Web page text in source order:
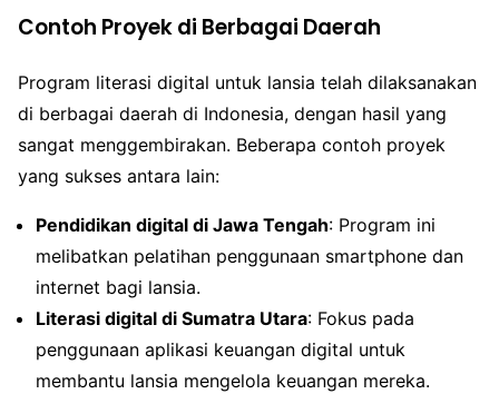
Contoh Proyek di Berbagai Daerah
Program literasi digital untuk lansia telah dilaksanakan
di berbagai daerah di Indonesia, dengan hasil yang
sangat menggembirakan. Beberapa contoh proyek
yang sukses antara lain:
Pendidikan digital di Jawa Tengah: Program ini
melibatkan pelatihan penggunaan smartphone dan
internet bagi lansia.
Literasi digital di Sumatra Utara: Fokus pada
penggunaan aplikasi keuangan digital untuk
membantu lansia mengelola keuangan mereka.